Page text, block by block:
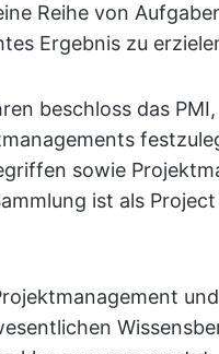
Reihe von
Ergebnis zu
beschloss das
sowie
ist als